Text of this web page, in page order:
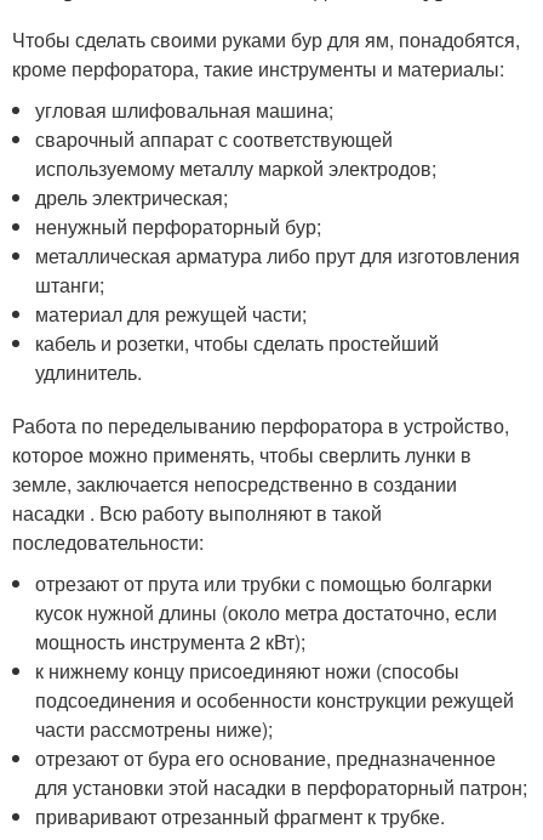
Чтобы сделать своими руками бур для ям, понадобятся,
кроме перфоратора, такие инструменты и материалы:
угловая шлифовальная машина;
сварочный аппарат с соответствующей
используемому металлу маркой электродов;
дрель электрическая;
ненужный перфораторный бур;
металлическая арматура либо прут для изготовления
штанги;
материал для режущей части;
кабель и розетки, чтобы сделать простейший
удлинитель.
Работа по переделыванию перфоратора в устройство,
которое можно применять, чтобы сверлить лунки в
земле, заключается непосредственно в создании
насадки . Всю работу выполняют в такой
последовательности:
отрезают от прута или трубки с помощью болгарки
кусок нужной длины (около метра достаточно, если
мощность инструмента 2 кВт);
к нижнему концу присоединяют ножи (способы
подсоединения и особенности конструкции режущей
части рассмотрены ниже);
отрезают от бура его основание, предназначенное
для установки этой насадки в перфораторный патрон;
приваривают отрезанный фрагмент к трубке.